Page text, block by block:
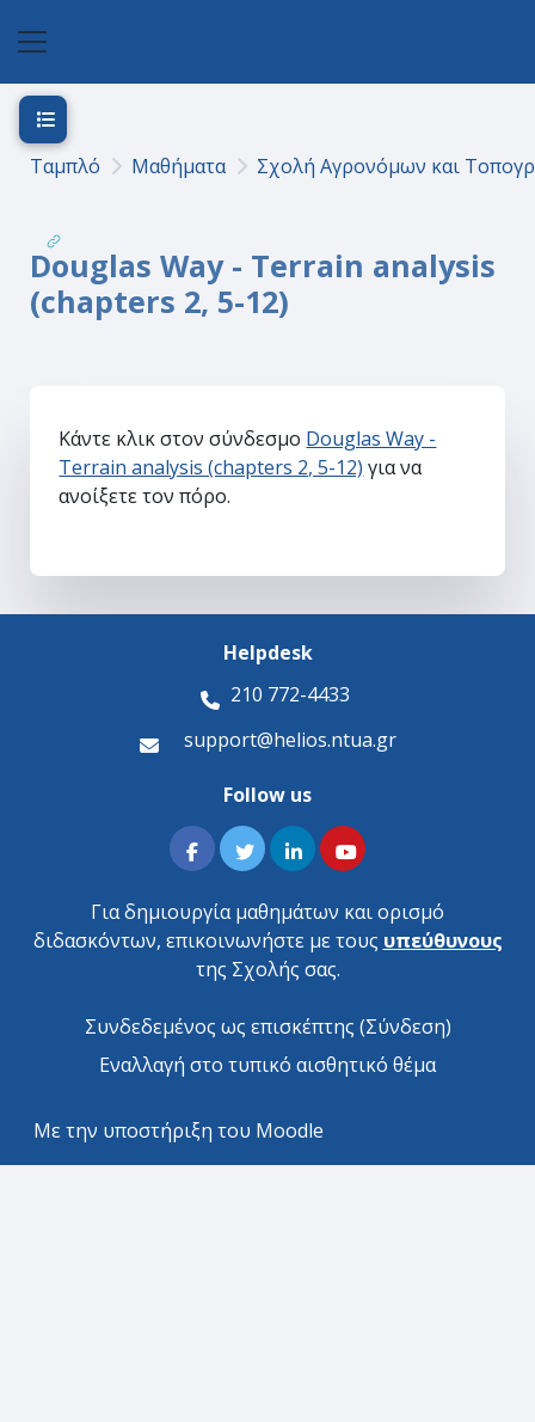
Ταμπλό Μαθήματα Σχολή Αγρονόμων και
Douglas Way - Terrain analysis
(chapters 2, 5-12)
Άνοιγμα ευρετηρίου μαθήματος
Κάντε κλικ στον σύνδεσμο Douglas Way -
Terrain analysis (chapters 2, 5-12) για να
ανοίξετε τον πόρο.
Helpdesk
210 772-4433
support@helios.ntua.gr
Follow us
Για δημιουργία μαθημάτων και ορισμό
διδασκόντων, επικοινωνήστε με τους υπεύθυνους
της Σχολής σας.
Συνδεδεμένος ως επισκέπτης (Σύνδεση)
Εναλλαγή στο τυπικό αισθητικό θέμα
Με την υποστήριξη του Moodle